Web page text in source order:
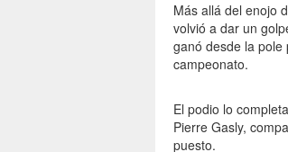
Más allá del enojo
volvió a dar un
ganó desde la pole
campeonato.
El podio lo
Pierre Gasly,
puesto.